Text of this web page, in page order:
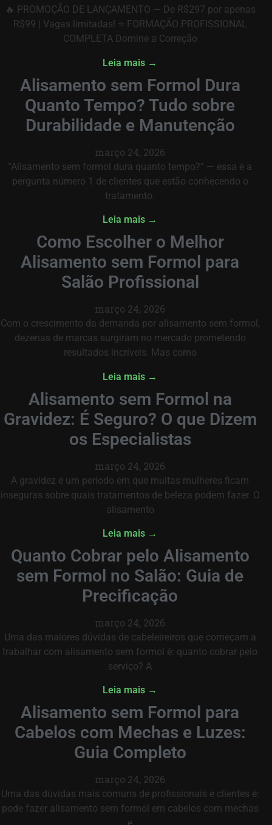
🔥 PROMOÇÃO DE LANÇAMENTO — De R$297 por apenas
R$99 | Vagas limitadas! ⭐ FORMAÇÃO PROFISSIONAL
COMPLETA Domine a Correção
Leia mais →
Alisamento sem Formol Dura
Quanto Tempo? Tudo sobre
Durabilidade e Manutenção
março 24, 2026
“Alisamento sem formol dura quanto tempo?” — essa é a
pergunta número 1 de clientes que estão conhecendo o
tratamento.
Leia mais →
Como Escolher o Melhor
Alisamento sem Formol para
Salão Profissional
março 24, 2026
Com o crescimento da demanda por alisamento sem formol,
dezenas de marcas surgiram no mercado prometendo
resultados incríveis. Mas como
Leia mais →
Alisamento sem Formol na
Gravidez: É Seguro? O que Dizem
os Especialistas
março 24, 2026
A gravidez é um período em que muitas mulheres ficam
inseguras sobre quais tratamentos de beleza podem fazer. O
alisamento
Leia mais →
Quanto Cobrar pelo Alisamento
sem Formol no Salão: Guia de
Precificação
março 24, 2026
Uma das maiores dúvidas de cabeleireiros que começam a
trabalhar com alisamento sem formol é: quanto cobrar pelo
serviço? A
Leia mais →
Alisamento sem Formol para
Cabelos com Mechas e Luzes:
Guia Completo
março 24, 2026
Uma das dúvidas mais comuns de profissionais e clientes é:
pode fazer alisamento sem formol em cabelos com mechas